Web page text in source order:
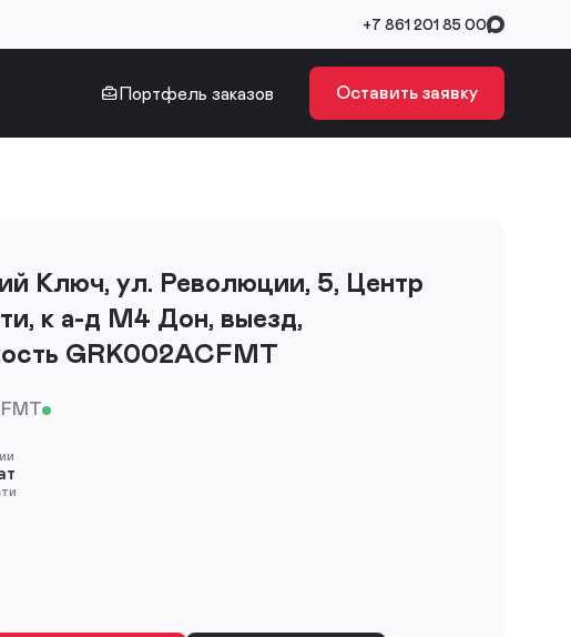
+7 861 201 85 00
Портфель заказов Оставить заявку
Ключ, ул. Революции, 5, Центр
к а-д М4 Дон, выезд,
GRK002ACFMT